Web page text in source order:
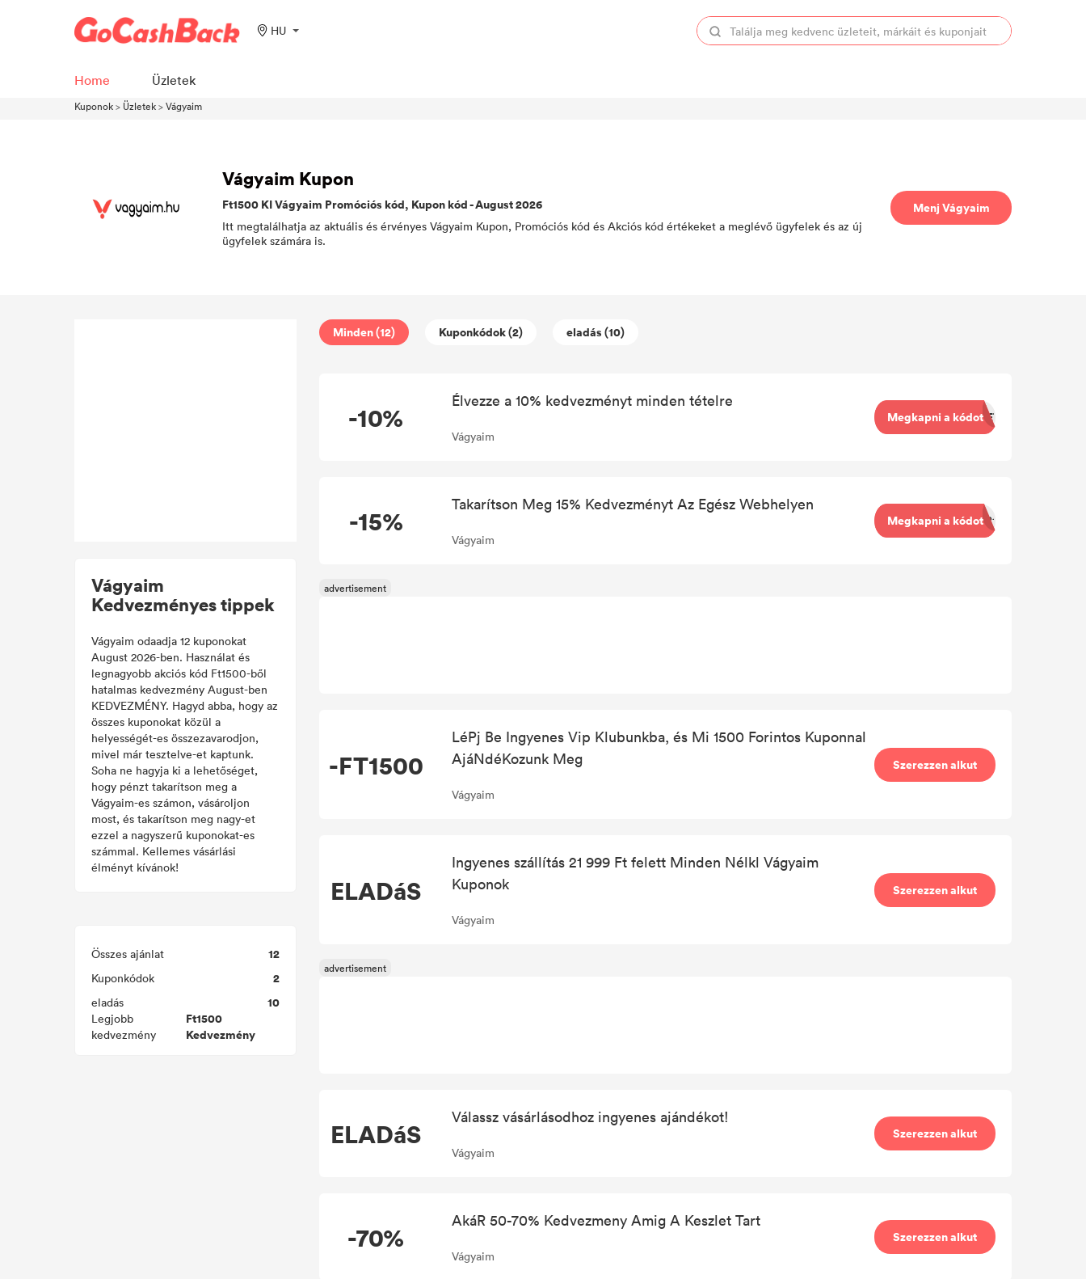
HU
Home Üzletek
Kuponok> Üzletek>Vágyaim
Vágyaim Kupon
Ft1500 KI Vágyaim Promóciós kód, Kupon kód - August 2026
Itt megtalálhatja az aktuális és érvényes Vágyaim Kupon, Promóciós kód és Akciós kód értékeket a meglévő ügyfelek és az új
ügyfelek számára is.
Menj Vágyaim
Vágyaim
Kedvezményes tippek
Vágyaim odaadja 12 kuponokat
August 2026-ben. Használat és
legnagyobb akciós kód Ft1500-ből
hatalmas kedvezmény August-ben
KEDVEZMÉNY. Hagyd abba, hogy az
összes kuponokat közül a
helyességét-es összezavarodjon,
mivel már tesztelve-et kaptunk.
Soha ne hagyja ki a lehetőséget,
hogy pénzt takarítson meg a
Vágyaim-es számon, vásároljon
most, és takarítson meg nagy-et
ezzel a nagyszerű kuponokat-es
számmal. Kellemes vásárlási
élményt kívánok!
Összes ajánlat 12
Kuponkódok 2
eladás 10
Legjobb
kedvezmény
Ft1500
Kedvezmény
Minden (12) Kuponkódok (2) eladás (10)
-10%
Élvezze a 10% kedvezményt minden tételre
Vágyaim
Megkapni a kódotDNET
-15%
Takarítson Meg 15% Kedvezményt Az Egész Webhelyen
Vágyaim
Megkapni a kódotSAR15
-FT1500
LéPj Be Ingyenes Vip Klubunkba, és Mi 1500 Forintos Kuponnal
AjáNdéKozunk Meg
Vágyaim
Szerezzen alkut
ELADáS
Ingyenes szállítás 21 999 Ft felett Minden Nélkl Vágyaim
Kuponok
Vágyaim
Szerezzen alkut
ELADáS
Válassz vásárlásodhoz ingyenes ajándékot!
Vágyaim
Szerezzen alkut
-70%
AkáR 50-70% Kedvezmeny Amig A Keszlet Tart
Vágyaim
Szerezzen alkut